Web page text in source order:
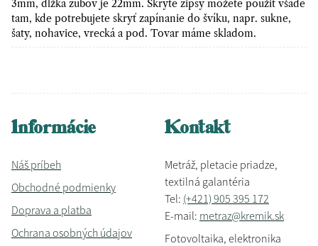
3mm, dĺžka zubov je 22mm. Skryté zipsy môžete použiť všade
tam, kde potrebujete skryť zapínanie do švíku, napr. sukne,
šaty, nohavice, vrecká a pod. Tovar máme skladom.
Informácie
Náš príbeh
Obchodné podmienky
Doprava a platba
Ochrana osobných údajov
Kontakt
Metráž, pletacie priadze,
textilná galantéria
Tel: (+421) 905 395 172
E-mail: metraz@kremik.sk
Fotovoltaika, elektronika